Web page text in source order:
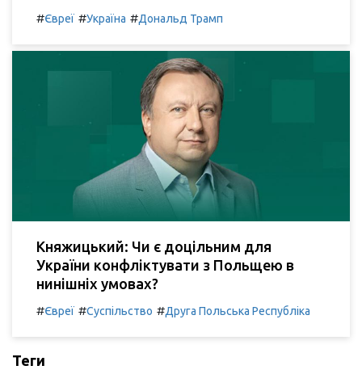
#Євреї #Україна #Дональд Трамп
Княжицький: Чи є доцільним для
України конфліктувати з Польщею в
нинішніх умовах?
#Євреї #Суспільство #Друга Польська Республіка
Теги